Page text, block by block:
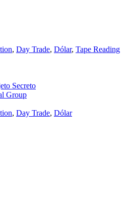
, Day Trade, Dólar, Tape Reading
Group
, Day Trade, Dólar